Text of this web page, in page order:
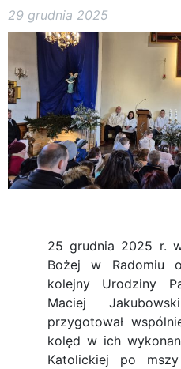
29 grudnia 2025
25 grudnia 2025 r.
Bożej w Radomiu
kolejny Urodziny
Maciej
przygotował
kolęd w ich
Katolickiej po